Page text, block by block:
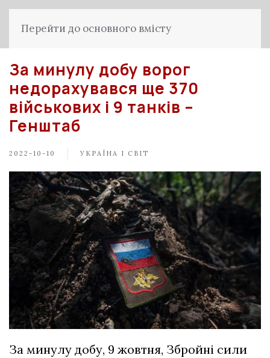
Перейти до основного вмісту
За минулу добу ворог
недорахувався ще 370
військових і 9 танків –
Генштаб
2022-10-10 УКРАЇНА І СВІТ
За минулу добу, 9 жовтня, Збройні сили